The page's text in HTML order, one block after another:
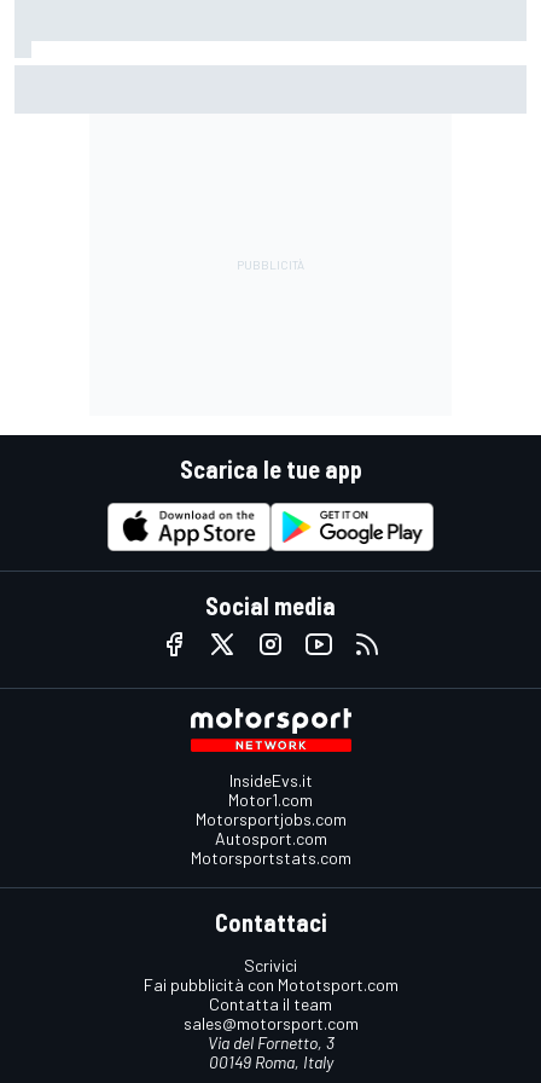
Scarica le tue app
Social media
InsideEvs.it
Motor1.com
Motorsportjobs.com
Autosport.com
Motorsportstats.com
Contattaci
Scrivici
Fai pubblicità con Mototsport.com
Contatta il team
sales@motorsport.com
Via del Fornetto, 3
00149 Roma, Italy